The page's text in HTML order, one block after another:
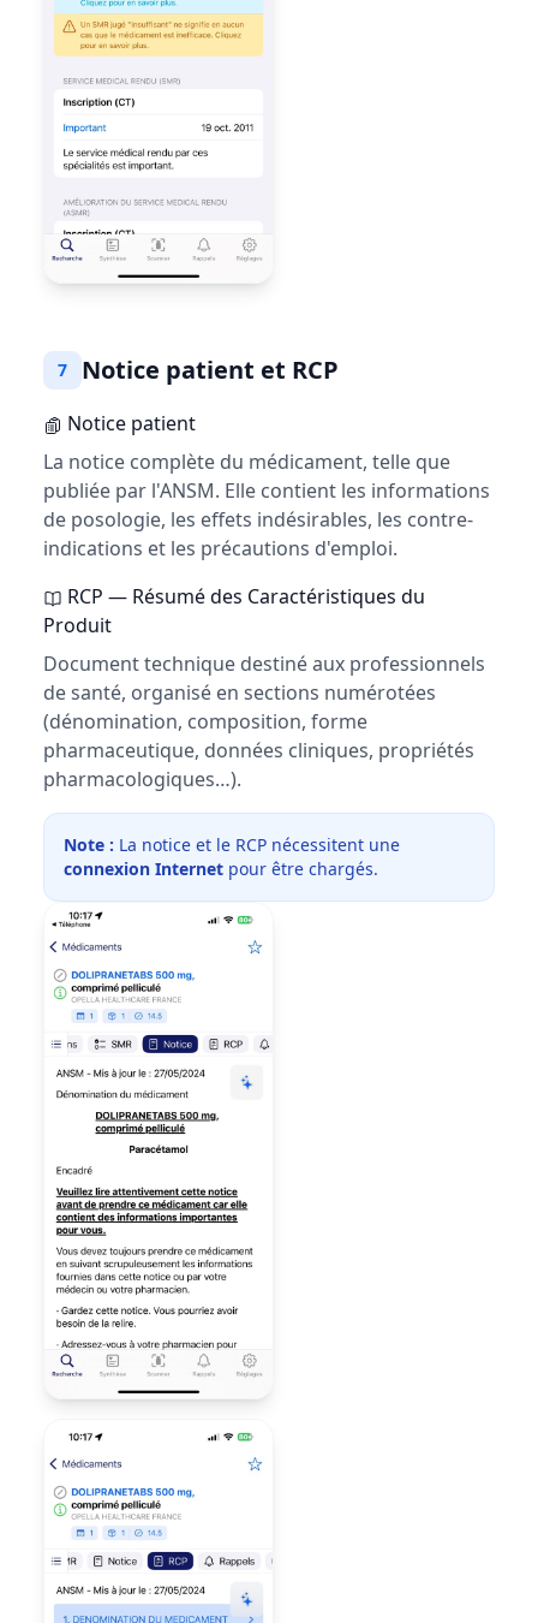
7 Notice patient et RCP
Notice patient
La notice complète du médicament, telle que
publiée par l'ANSM. Elle contient les informations
de posologie, les effets indésirables, les contre-
indications et les précautions d'emploi.
RCP — Résumé des Caractéristiques du
Produit
Document technique destiné aux professionnels
de santé, organisé en sections numérotées
(dénomination, composition, forme
pharmaceutique, données cliniques, propriétés
pharmacologiques…).
Note : La notice et le RCP nécessitent une
connexion Internet pour être chargés.